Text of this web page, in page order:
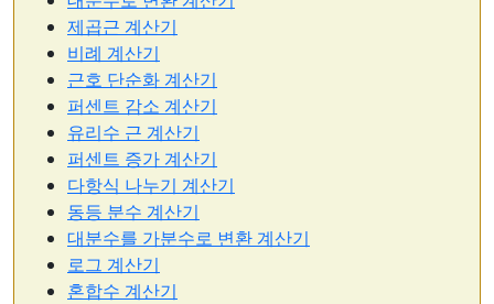
제곱근 계산기
비례 계산기
근호 단순화 계산기
퍼센트 감소 계산기
유리수 근 계산기
퍼센트 증가 계산기
다항식 나누기 계산기
동등 분수 계산기
대분수를 가분수로 변환 계산기
로그 계산기
혼합수 계산기